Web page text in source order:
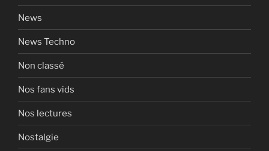
News
News Techno
Non classé
Nos fans vids
Nos lectures
Nostalgie